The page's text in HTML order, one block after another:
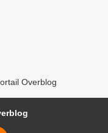
Overblog